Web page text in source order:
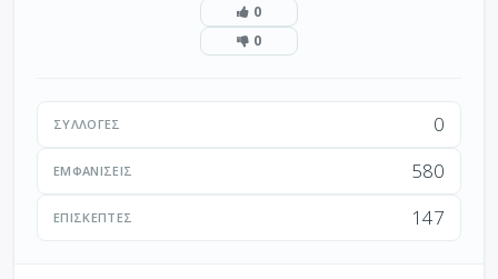
0
0
ΣΥΛΛΟΓΈΣ 0
ΕΜΦΑΝΊΣΕΙΣ 580
ΕΠΙΣΚΈΠΤΕΣ 147